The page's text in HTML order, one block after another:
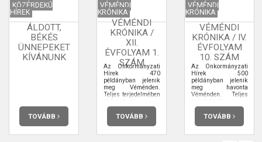
KÖZÉRDEKŰ
HÍREK
ÁLDOTT,
BÉKÉS
ÜNNEPEKET
KÍVÁNUNK
TOVÁBB
VÉMÉNDI
KRÓNIKA
VÉMÉNDI
KRÓNIKA /
XII.
ÉVFOLYAM 1.
SZÁM
Az Önkormányzati
Hírek 470
példányban jelenik
meg Véménden.
Teljes terjedelmében
elolvashatja.
TOVÁBB
VÉMÉNDI
KRÓNIKA
VÉMÉNDI
KRÓNIKA / IV.
ÉVFOLYAM
10. SZÁM
Az Önkormányzati
Hírek 500
példányban jelenik
meg havonta
Véménden. Teljes
terjedelmében
elolvashatja.
TOVÁBB